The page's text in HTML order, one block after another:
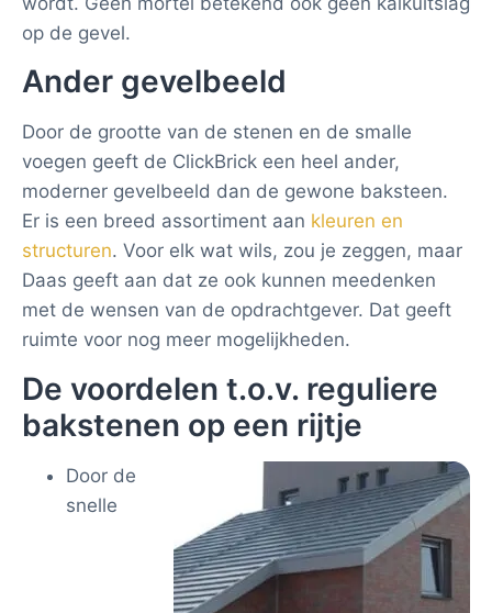
op de gevel.
Ander gevelbeeld
Door de grootte van de stenen en de smalle
voegen geeft de ClickBrick een heel ander,
moderner gevelbeeld dan de gewone baksteen.
Er is een breed assortiment aan kleuren en
structuren. Voor elk wat wils, zou je zeggen, maar
Daas geeft aan dat ze ook kunnen meedenken
met de wensen van de opdrachtgever. Dat geeft
ruimte voor nog meer mogelijkheden.
De voordelen t.o.v. reguliere
bakstenen op een rijtje
Door de
snelle